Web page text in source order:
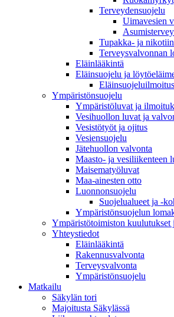
Terveydensuojelu
Uimavesien
Tupakka- ja
Terveysvalvonnan
Eläinlääkintä
Eläinsuojelu ja
Eläinsuojeluilmoitus
Ympäristönsuojelu
Ympäristöluvat ja
Vesihuollon luvat ja
Vesistötyöt ja ojitus
Vesiensuojelu
Jätehuollon valvonta
Maasto- ja vesiliikenteen
Maisematyöluvat
Maa-ainesten otto
Luonnonsuojelu
Suojelualueet ja -
Ympäristönsuojelun
Ympäristötoimiston kuulutukset
Yhteystiedot
Eläinlääkintä
Rakennusvalvonta
Terveysvalvonta
Ympäristönsuojelu
Mat­kailu
Säkylän tori
Majoitusta Säkylässä